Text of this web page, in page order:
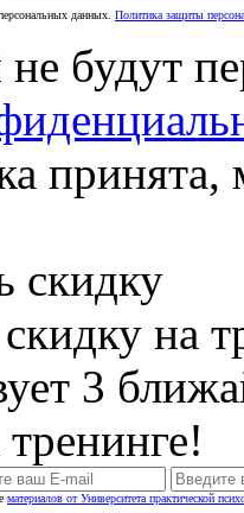
данных. Политика защиты
не будут
скидку
на
3
материалов от Университета практической